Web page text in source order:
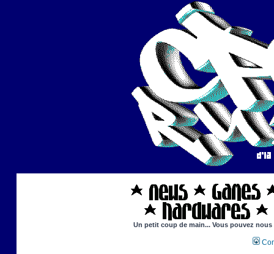
Un petit coup de main... Vous pouvez